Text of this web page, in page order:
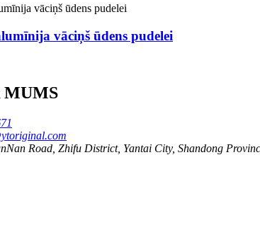
vāciņš ūdens pudelei
MUMS
Road, Zhifu District, Yantai City, Shandong